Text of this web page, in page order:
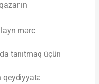
mərc
tanıtmaq üçün
qeydiyyata